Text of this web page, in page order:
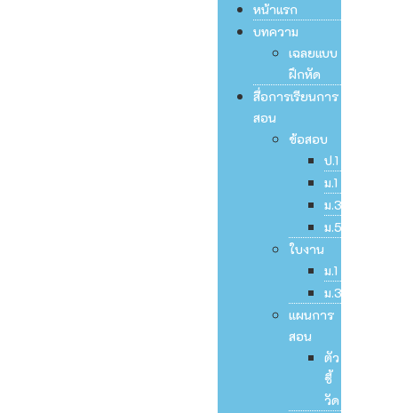
หน้าแรก
บทความ
เฉลยแบบ
ฝึกหัด
สื่อการเรียนการ
สอน
ข้อสอบ
ป.1
ม.1
ม.3
ม.5
ใบงาน
ม.1
ม.3
แผนการ
สอน
ตัว
ชี้
วัด